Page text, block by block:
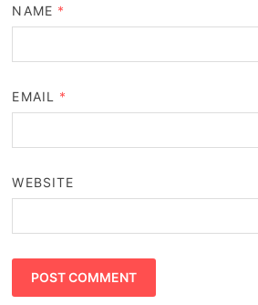
NAME *
EMAIL *
WEBSITE